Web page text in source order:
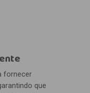
fornecer
que